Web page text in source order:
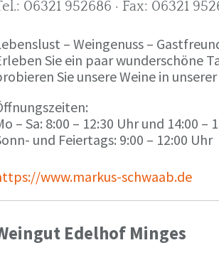
06321 952686 · Fax: 06321
– Weingenuss –
Sie ein paar wunderschöne
Sie unsere Weine in
– Sa: 8:00 – 12:30 Uhr und 14:00 –
und Feiertags: 9:00 – 12:00 Uhr
www.markus-schwaab.de
Edelhof Minges